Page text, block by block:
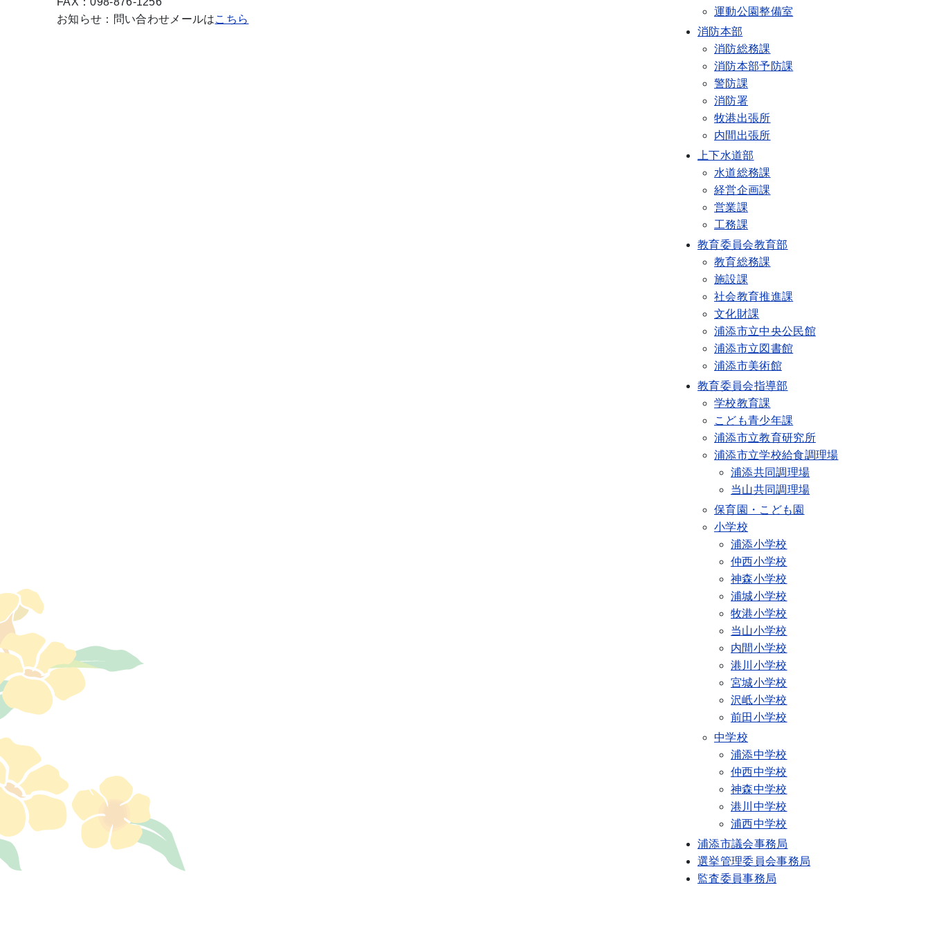
お知らせ：問い合わせメールはこちら
運動公園整備室
消防本部
消防総務課
消防本部予防課
警防課
消防署
牧港出張所
内間出張所
上下水道部
水道総務課
経営企画課
営業課
工務課
教育委員会教育部
教育総務課
施設課
社会教育推進課
文化財課
浦添市立中央公民館
浦添市立図書館
浦添市美術館
教育委員会指導部
学校教育課
こども青少年課
浦添市立教育研究所
浦添市立学校給食調理場
浦添共同調理場
当山共同調理場
保育園・こども園
小学校
浦添小学校
仲西小学校
神森小学校
浦城小学校
牧港小学校
当山小学校
内間小学校
港川小学校
宮城小学校
沢岻小学校
前田小学校
中学校
浦添中学校
仲西中学校
神森中学校
港川中学校
浦西中学校
浦添市議会事務局
選挙管理委員会事務局
監査委員事務局